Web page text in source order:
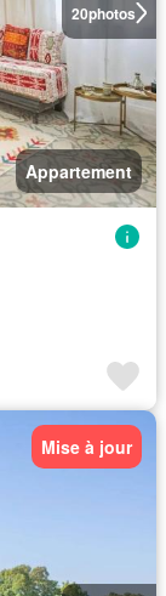
20photos
Appartement
Mise à jour